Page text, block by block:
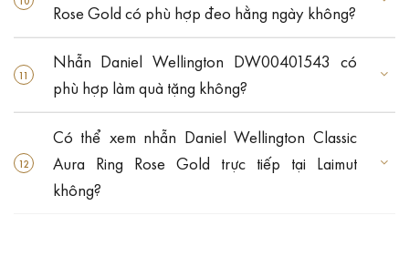
Rose Gold có phù hợp đeo hằng ngày không?
Nhẫn Daniel Wellington DW00401543 có
phù hợp làm quà tặng không?
Có thể xem nhẫn Daniel Wellington Classic
Aura Ring Rose Gold trực tiếp tại Laimut
không?